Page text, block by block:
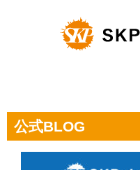
公式BLOG